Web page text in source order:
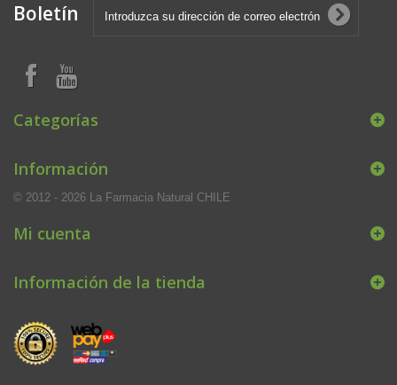
Boletín
Categorías
Información
© 2012 - 2026 La Farmacia Natural CHILE
Mi cuenta
Información de la tienda